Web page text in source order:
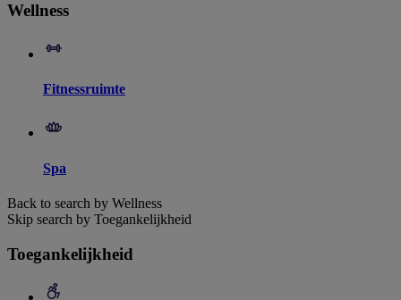
Wellness
Fitnessruimte
Spa
Back to search by Wellness
Skip search by Toegankelijkheid
Toegankelijkheid